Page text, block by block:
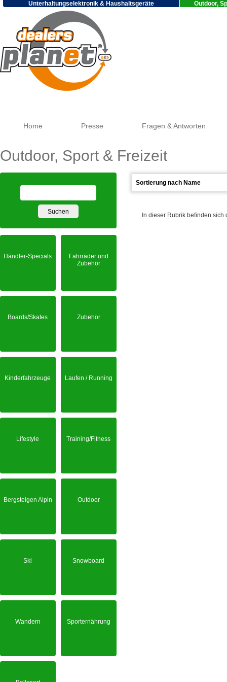
Unterhaltungselektronik & Haushaltsgeräte Outdoor,
Home Presse Fragen & Antworten
Outdoor, Sport & Freizeit
In dieser Rubrik befinden
Händler-Specials
Fahrräder und
Zubehör
Boards/Skates Zubehör
Kinderfahrzeuge Laufen / Running
Lifestyle Training/Fitness
Bergsteigen Alpin Outdoor
Ski Snowboard
Wandern Sporternährung